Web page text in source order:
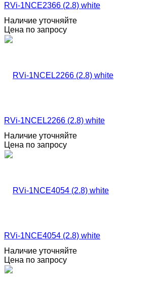
RVi-1NCE2366 (2.8) white
Наличие уточняйте
Цена по запросу
RVi-1NCEL2266 (2.8) white
Наличие уточняйте
Цена по запросу
RVi-1NCE4054 (2.8) white
Наличие уточняйте
Цена по запросу